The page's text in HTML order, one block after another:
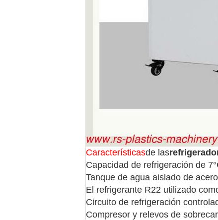
Característicasde las
Capacidad de refrigeración de
Tanque de agua aislado de
El refrigerante R22 utilizado
Circuito de refrigeración
Compresor y relevos de